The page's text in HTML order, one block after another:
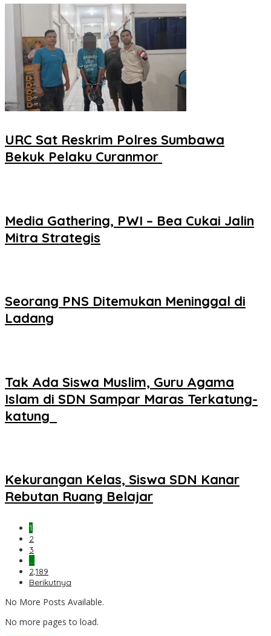
URC Sat Reskrim Polres Sumbawa
Bekuk Pelaku Curanmor ‎
Media Gathering, PWI – Bea Cukai Jalin
Mitra Strategis
Seorang PNS Ditemukan Meninggal di
Ladang
Tak Ada Siswa Muslim, Guru Agama
Islam di SDN Sampar Maras Terkatung-
katung ‎
Kekurangan Kelas, Siswa SDN Kanar
Rebutan Ruang Belajar
1
2
3
…
2,189
Berikutnya
No More Posts Available.
No more pages to load.